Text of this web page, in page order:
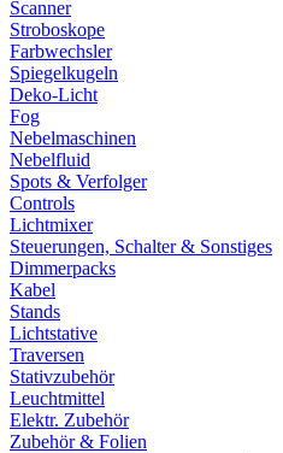
Scanner
Stroboskope
Farbwechsler
Spiegelkugeln
Deko-Licht
Fog
Nebelmaschinen
Nebelfluid
Spots & Verfolger
Controls
Lichtmixer
Steuerungen, Schalter & Sonstiges
Dimmerpacks
Kabel
Stands
Lichtstative
Traversen
Stativzubehör
Leuchtmittel
Elektr. Zubehör
Zubehör & Folien